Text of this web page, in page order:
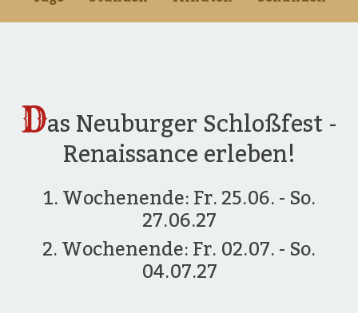
Das Neuburger Schloßfest -
Renaissance erleben!
1. Wochenende: Fr. 25.06. - So.
27.06.27
2. Wochenende: Fr. 02.07. - So.
04.07.27